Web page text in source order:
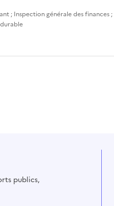
; Inspection générale des finances ;
publics,